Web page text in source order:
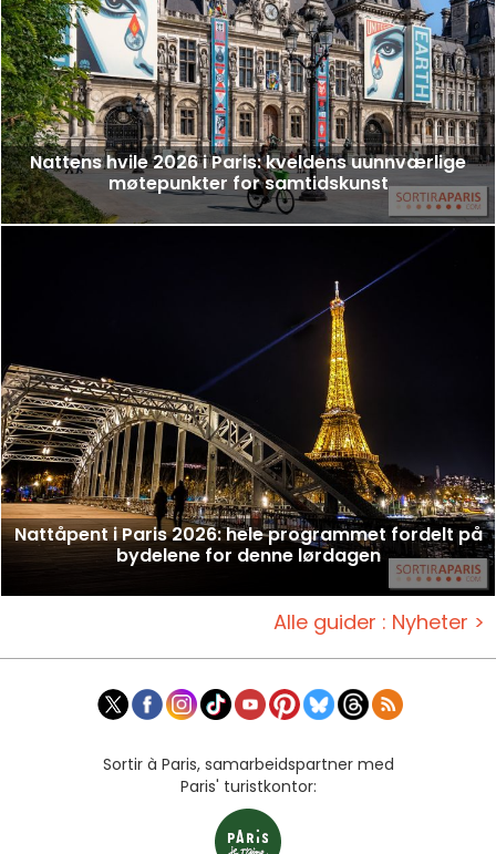
Nattens hvile 2026 i Paris: kveldens uunnværlige
møtepunkter for samtidskunst
Nattåpent i Paris 2026: hele programmet fordelt på
bydelene for denne lørdagen
Alle guider : Nyheter >
Sortir à Paris, samarbeidspartner med
Paris' turistkontor: